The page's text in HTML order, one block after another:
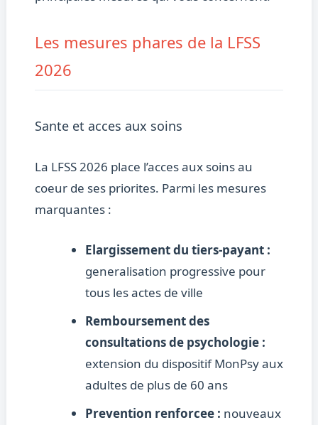
Les mesures phares de la LFSS
2026
Sante et acces aux soins
La LFSS 2026 place l’acces aux soins au
coeur de ses priorites. Parmi les mesures
marquantes :
Elargissement du tiers-payant :
generalisation progressive pour
tous les actes de ville
Remboursement des
consultations de psychologie :
extension du dispositif MonPsy aux
adultes de plus de 60 ans
Prevention renforcee : nouveaux